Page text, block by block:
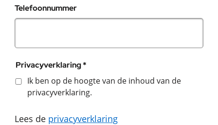
Telefoonnummer
Privacyverklaring *
Ik ben op de hoogte van de inhoud van de
privacyverklaring.
Lees de privacyverklaring